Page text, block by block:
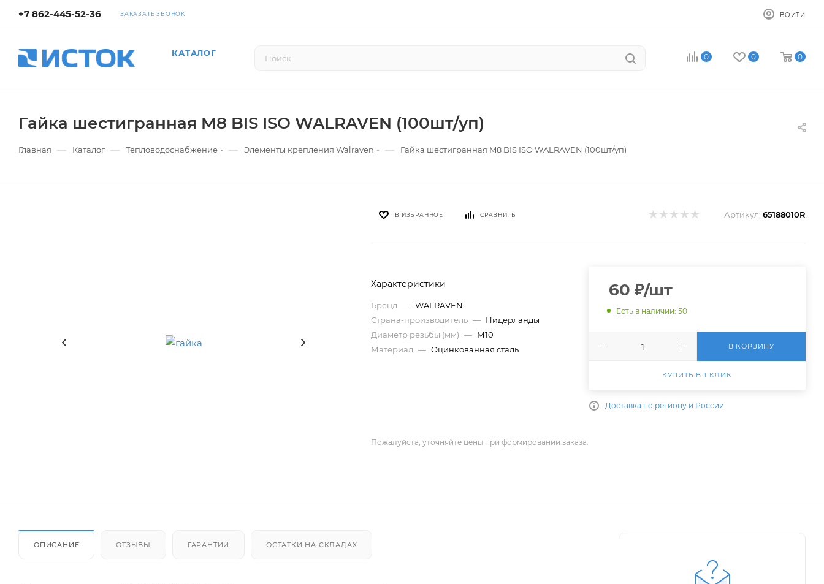
+7 862-445-52-36 ЗАКАЗАТЬ ЗВОНОК ВОЙТИ
КАТАЛОГ 0 0 0
Гайка шестигранная M8 BIS ISO WALRAVEN (100шт/уп)
Главная — Каталог — Тепловодоснабжение — Элементы крепления Walraven — Гайка шестигранная M8 BIS ISO WALRAVEN (100шт/уп)
В ИЗБРАННОЕ СРАВНИТЬ Артикул: 65188010R
Характеристики
Бренд — WALRAVEN
Страна-производитель — Нидерланды
Диаметр резьбы (мм) — М10
Материал — Оцинкованная сталь
60 ₽/шт
Есть в наличии: 50
В КОРЗИНУ
КУПИТЬ В 1 КЛИК
Доставка по региону и России
Пожалуйста, уточняйте цены при формировании заказа.
ОПИСАНИЕ ОТЗЫВЫ ГАРАНТИИ ОСТАТКИ НА СКЛАДАХ